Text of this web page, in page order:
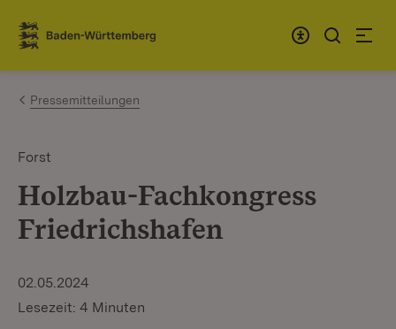
Zum Inhalt springen
Link zur Startseite
Pressemitteilungen
Forst
Holzbau-Fachkongress
Friedrichshafen
02.05.2024
Lesezeit: 4 Minuten